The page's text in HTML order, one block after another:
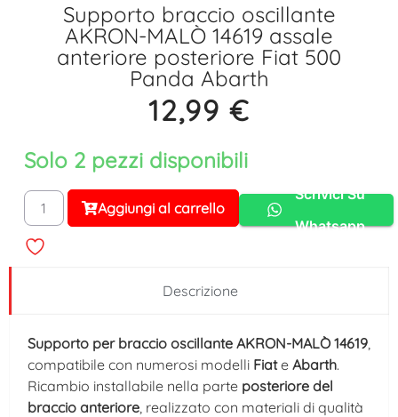
Supporto braccio oscillante
AKRON-MALÒ 14619 assale
anteriore posteriore Fiat 500
Panda Abarth
12,99 €
Solo 2 pezzi disponibili
Aggiungi al carrello
Alternative:
Scrivici Su
Whatsapp
Descrizione
Supporto per braccio oscillante AKRON-MALÒ 14619
compatibile con numerosi modelli Fiate Abarth.
Ricambio installabile nella parte posteriore del
braccio anteriore , realizzato con materiali di qualità